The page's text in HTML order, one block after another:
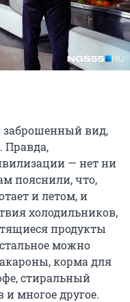
заброшенный вид,
Правда,
— нет ни
пояснили, что,
и летом, и
холодильников,
продукты
можно
корма для
стиральный
и многое другое.